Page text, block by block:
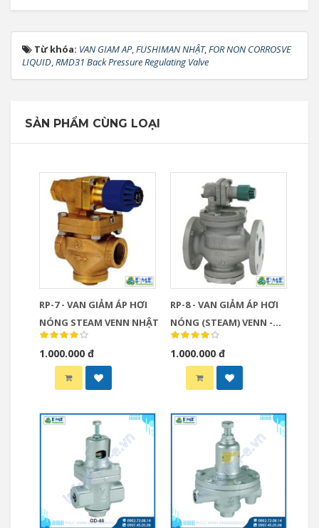
Từ khóa: VAN GIAM AP,FUSHIMAN NHẬT,FOR NON CORROSVE
LIQUID,RMD31 Back Pressure Regulating Valve
SẢN PHẨM CÙNG LOẠI
RP-7 - VAN GIẢM ÁP HƠI
NÓNG STEAM VENN NHẬT
1.000.000 đ
RP-8 - VAN GIẢM ÁP HƠI
NÓNG (STEAM) VENN -
NHẬT
1.000.000 đ